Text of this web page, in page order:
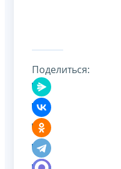
Поделиться: